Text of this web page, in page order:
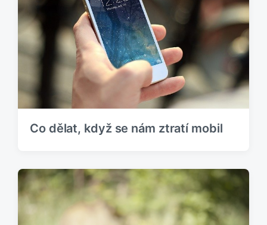
Co dělat, když se nám ztratí mobil